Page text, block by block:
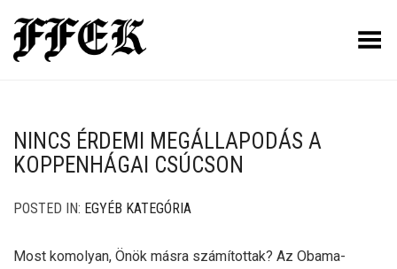
Toggle Menu
NINCS ÉRDEMI MEGÁLLAPODÁS A
KOPPENHÁGAI CSÚCSON
POSTED IN: EGYÉB KATEGÓRIA
Most komolyan, Önök másra számítottak? Az Obama-